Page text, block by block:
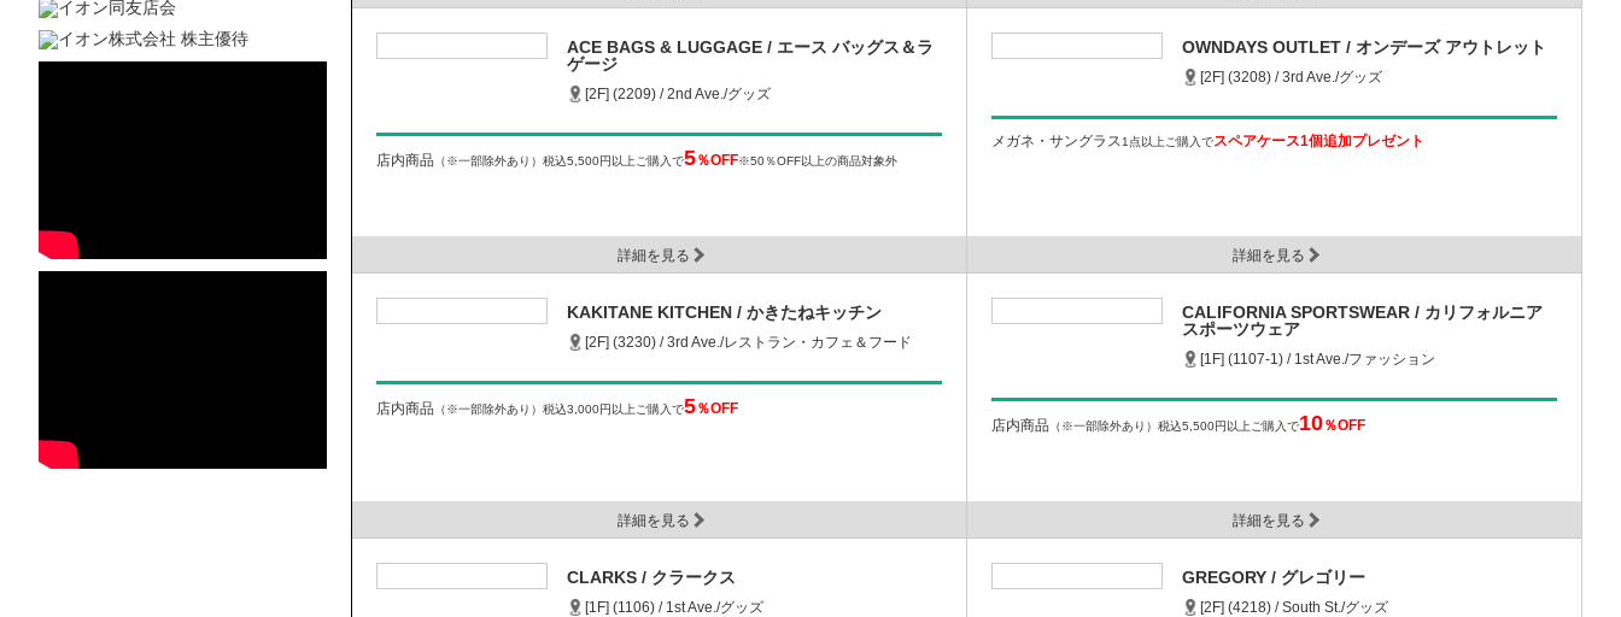
ACE BAGS & LUGGAGE / エース バッグス＆ラ
ゲージ
[2F] (2209) / 2nd Ave./グッズ
店内商品 （※一部除外あり） 税込5,500円以上ご購入で5％OFF※50％OFF以上の商品対象外
詳細を見る
OWNDAYS OUTLET / オンデーズ アウトレット
[2F] (3208) / 3rd Ave./グッズ
メガネ・サングラス1点以上ご購入でスペアケース1個追加プレゼント
詳細を見る
KAKITANE KITCHEN / かきたねキッチン
[2F] (3230) / 3rd Ave./レストラン・カフェ＆フード
店内商品 （※一部除外あり） 税込3,000円以上ご購入で5％OFF
詳細を見る
CALIFORNIA SPORTSWEAR / カリフォルニア
スポーツウェア
[1F] (1107-1) / 1st Ave./ファッション
店内商品 （※一部除外あり） 税込5,500円以上ご購入で10％OFF
詳細を見る
CLARKS / クラークス
[1F] (1106) / 1st Ave./グッズ
GREGORY / グレゴリー
[2F] (4218) / South St./グッズ